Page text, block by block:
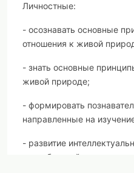
Личностные:
- осознавать основные
отношения к живой
- знать основные
живой природе;
- формировать
направленные на
- развитие
способностей;